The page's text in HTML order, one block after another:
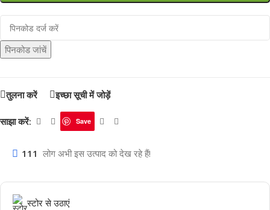
पिनकोड जांचें
तुलना करें इच्छा सूची में जोड़ें
साझा करें: Save
111 लोग अभी इस उत्पाद को देख रहे हैं!
स्टोर से उठाएं